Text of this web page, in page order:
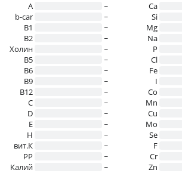
A
~
b-car
~
В1
~
B2
~
Холин
~
B5
~
B6
~
B9
~
B12
~
C
~
D
~
E
~
H
~
вит.К
~
PP
~
Калий
~
Ca
Si
Mg
Na
P
Cl
Fe
I
Co
Mn
Cu
Mo
Se
F
Cr
Zn